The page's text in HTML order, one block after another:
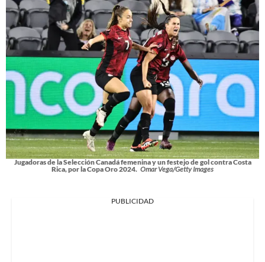
Jugadoras de la Selección Canadá femenina y un festejo de gol contra Costa
Rica, por la Copa Oro 2024. Omar Vega/Getty Images
PUBLICIDAD